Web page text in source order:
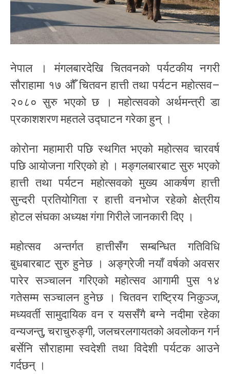
नेपाल । मंगलबारदेखि चितवनको पर्यटकीय नगरी
सौराहामा १७ औँ चितवन हात्ती तथा पर्यटन महोत्सव–
२०८० सुरु भएको छ । महोत्सवको अर्थमन्त्री डा
प्रकाशशरण महतले उद्घाटन गरेका हुन् ।
कोरोना महामारी पछि स्थगित भएको महोत्सव चारवर्ष
पछि आयोजना गरिएको हो । मङ्गलबारबाट सुरु भएको
हात्ती तथा पर्यटन महोत्सवको मुख्य आकर्षण हात्ती
सुन्दरी प्रतियोगिता र हात्ती वनभोज रहेको क्षेत्रीय
होटल संघका अध्यक्ष गंगा गिरीले जानकारी दिए ।
महोत्सव अन्तर्गत हात्तीसँग सम्बन्धित गतिविधि
बुधबारबाट सुरु हुनेछ । अङ्ग्रेजी नयाँ वर्षको अवसर
पारेर सञ्चालन गरिएको महोत्सव आगामी पुस १४
गतेसम्म सञ्चालन हुनेछ । चितवन राष्ट्रिय निकुञ्ज,
मध्यवर्ती सामुदायिक वन र यससँगै बग्ने नदीमा रहेका
वन्यजन्तु, चराचुरुङ्गी, जलचरलगायतको अवलोकन गर्न
बर्सेनि सौराहामा स्वदेशी तथा विदेशी पर्यटक आउने
गर्दछन् ।